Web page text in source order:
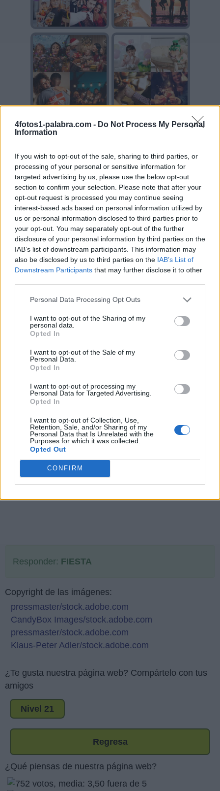
4fotos1-palabra.com - Do Not Process My Personal
Information
If you wish to opt-out of the sale, sharing to third parties, or
processing of your personal or sensitive information for
targeted advertising by us, please use the below opt-out
section to confirm your selection. Please note that after your
opt-out request is processed you may continue seeing
interest-based ads based on personal information utilized by
us or personal information disclosed to third parties prior to
your opt-out. You may separately opt-out of the further
disclosure of your personal information by third parties on the
IAB’s list of downstream participants. This information may
also be disclosed by us to third parties on the IAB’s List of
Downstream Participants that may further disclose it to other
Personal Data Processing Opt Outs
I want to opt-out of the Sharing of my
personal data.
Opted In
I want to opt-out of the Sale of my
Personal Data.
Opted In
I want to opt-out of processing my
Personal Data for Targeted Advertising.
Opted In
I want to opt-out of Collection, Use,
Retention, Sale, and/or Sharing of my
Personal Data that Is Unrelated with the
Purposes for which it was collected.
Opted Out
CONFIRM
Sponsored Links
Responder: FIESTA
Copyright de las imágenes:
pressmaster/stock.adobe.com
CandyBox Images/stock.adobe.com
pressmaster/stock.adobe.com
Klaus-Peter Adler/stock.adobe.com
¿Te gusta nuestra página web? Compártelo con tus
amigos
Nivel 21
Regresa
¿Qué piensas de nuestra página web?